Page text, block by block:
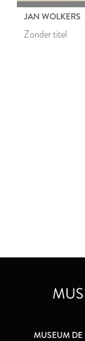
JAN WOLKERS
Zonder titel
MUSEUM